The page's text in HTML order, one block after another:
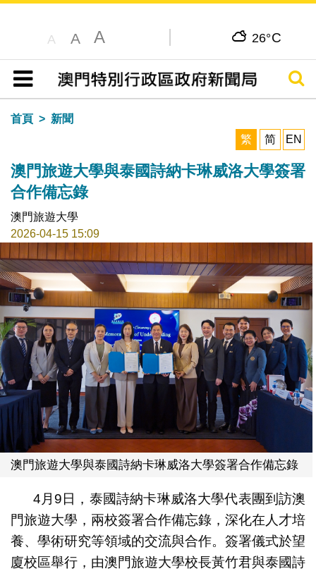
A A A 26°C
目錄
搜尋
首頁
新聞
繁
简 EN
澳門旅遊大學與泰國詩納卡琳威洛大學簽署
合作備忘錄
澳門旅遊大學
2026-04-15 15:09
澳門旅遊大學與泰國詩納卡琳威洛大學簽署合作備忘錄
4月9日，泰國詩納卡琳威洛大學代表團到訪澳
門旅遊大學，兩校簽署合作備忘錄，深化在人才培
養、學術研究等領域的交流與合作。簽署儀式於望
廈校區舉行，由澳門旅遊大學校長黃竹君與泰國詩